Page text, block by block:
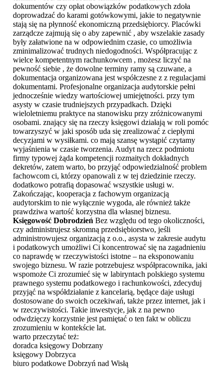
dokumentów czy opłat obowiązków podatkowych zdoła
doprowadzać do karami gotówkowymi, jakie to negatywnie
stają się na płynność ekonomiczną przedsiębiorcy. Placówki
zarządcze zajmują się o aby zapewnić , aby wszelakie zasady
były załatwione na w odpowiednim czasie, co umożliwia
zminimalizować trudnych niedogodności. Współpracując z
wielce kompetentnym rachunkowcem , możesz liczyć na
pewność siebie , że dowolne terminy ramy są czuwane, a
dokumentacja organizowana jest współczesne z z regulacjami
dokumentami. Profesjonalne organizacja audytorskie pełni
jednocześnie wiedzy wartościowej umiejętności. przy tym
asysty w czasie trudniejszych przypadkach. Dzięki
wieloletniemu praktyce na stanowisku przy zróżnicowanymi
osobami. znający się na rzeczy księgowi działają w roli pomóc
towarzyszyć w jaki sposób uda się zrealizować z ciepłymi
decyzjami w wysiłkami. co mają szansę wystąpić czytamy
wyjaśnienia w czasie tworzenia. Audyt na rzecz podmiotu
firmy typowej żąda kompetencji rozmaitych dokładnych
dekretów, zatem warto, bo przyjąć odpowiedzialność problem
fachowcom ci, którzy opanowali z w tej dziedzinie rzeczy.
dodatkowo potrafią dopasować wszystkie usługi w.
Zakończając, kooperacja z fachowym organizacją
audytorskim to nie wyłącznie wygoda, ale również także
prawdziwa wartość korzystna dla własnej biznesu.
Księgowość Dobrodzień Bez względu od tego okoliczności,
czy administrujesz skromną przedsiębiorstwo, jeśli
administrowujesz organizacją z o.o., asysta w zakresie audytu
i podatkowych umożliwi Ci koncentrować się na zagadnieniu
co naprawdę w rzeczywistości istotne – na eksponowaniu
swojego biznesu. W razie potrzebujesz współpracownika, jaki
wspomoże Ci zrozumieć się w labiryntach polskiego systemu
prawnego systemu podatkowego i rachunkowości, zdecyduj
przyjąć na współdziałanie z kancelarią, będące daje usługi
dostosowane do swoich oczekiwań, także przez internet, jak i
w rzeczywistości. Takie inwestycje, jak z na pewno
odwdzięczy korzystnie jest pamiętać o ten fakt w obliczu
zrozumieniu w kontekście lat.
warto przeczytać też:
doradca księgowy Dobrzany
księgowy Dobrzyca
biuro podatkowe Dobrzyń nad Wisłą